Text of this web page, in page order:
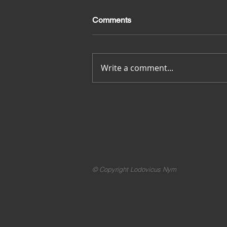
Merci pour tout
Comments
Write a comment...
© Copyright Lodovicus Nym